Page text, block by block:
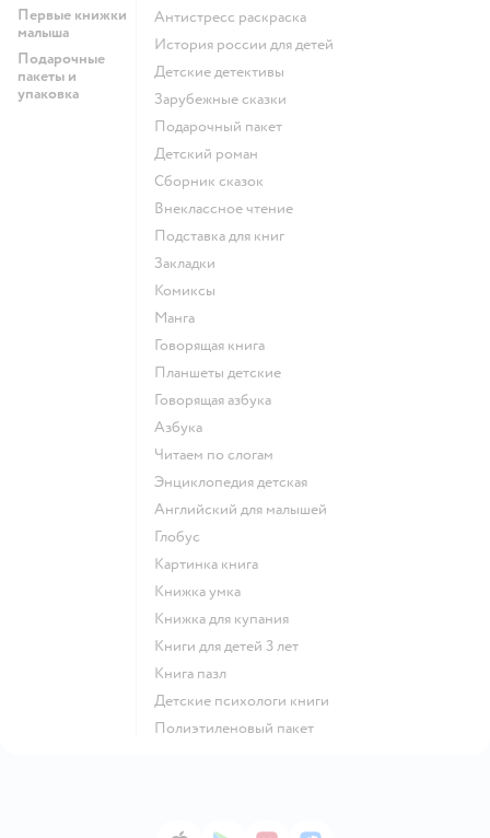
Первые книжки
малыша
Подарочные
пакеты и
упаковка
антистресс раскраска
история россии для детей
детские детективы
зарубежные сказки
подарочный пакет
детский роман
сборник сказок
внеклассное чтение
подставка для книг
закладки
комиксы
манга
говорящая книга
Планшеты детские
говорящая азбука
азбука
читаем по слогам
энциклопедия детская
английский для малышей
глобус
картинка книга
книжка умка
книжка для купания
книги для детей 3 лет
книга пазл
детские психологи книги
полиэтиленовый пакет